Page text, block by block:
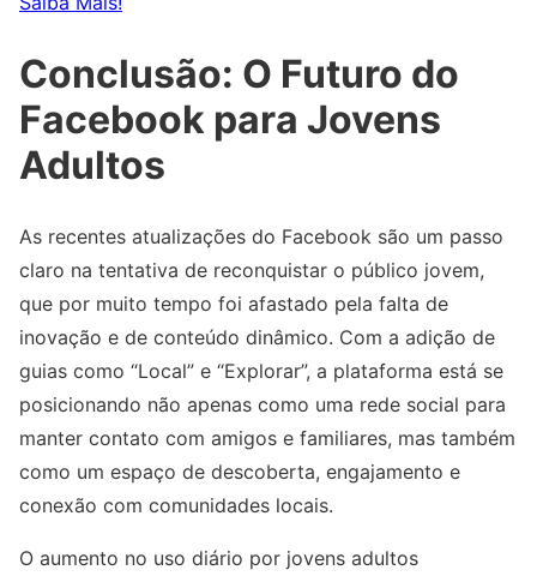
Conclusão: O Futuro do
Facebook para Jovens
Adultos
As recentes atualizações do Facebook são um passo
claro na tentativa de reconquistar o público jovem,
que por muito tempo foi afastado pela falta de
inovação e de conteúdo dinâmico. Com a adição de
guias como “Local” e “Explorar”, a plataforma está se
posicionando não apenas como uma rede social para
manter contato com amigos e familiares, mas também
como um espaço de descoberta, engajamento e
conexão com comunidades locais.
O aumento no uso diário por jovens adultos